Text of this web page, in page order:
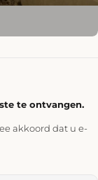
te ontvangen.
akkoord dat u e-